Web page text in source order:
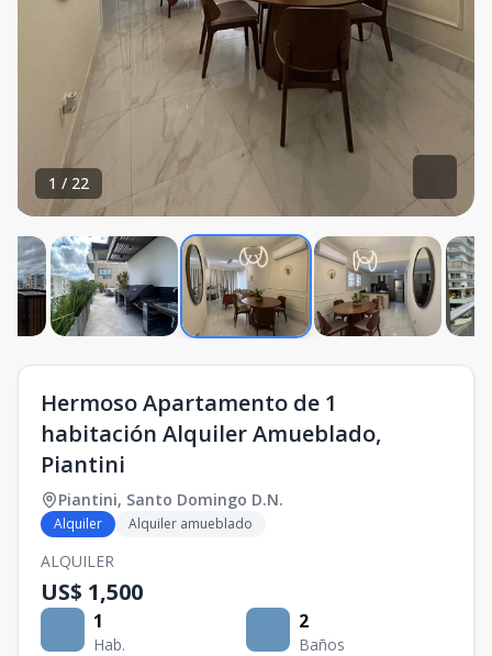
1 / 22
Hermoso Apartamento de 1
habitación Alquiler Amueblado,
Piantini
Piantini, Santo Domingo D.N.
Alquiler Alquiler amueblado
ALQUILER
US$ 1,500
1
Hab.
2
Baños